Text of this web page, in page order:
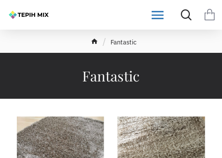
Fantastic
h
o
Fantastic